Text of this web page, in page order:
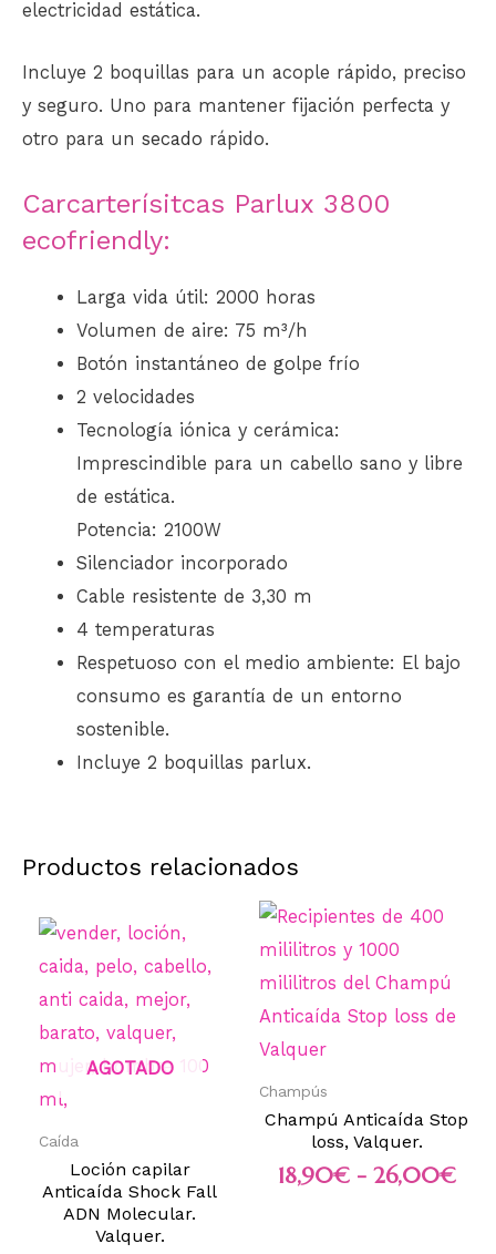
electricidad estática.
Incluye 2 boquillas para un acople rápido, preciso
y seguro. Uno para mantener fijación perfecta y
otro para un secado rápido.
Carcarterísitcas Parlux 3800
ecofriendly:
Larga vida útil: 2000 horas
Volumen de aire: 75 m³/h
Botón instantáneo de golpe frío
2 velocidades
Tecnología iónica y cerámica:
Imprescindible para un cabello sano y libre
de estática.
Potencia: 2100W
Silenciador incorporado
Cable resistente de 3,30 m
4 temperaturas
Respetuoso con el medio ambiente: El bajo
consumo es garantía de un entorno
sostenible.
Incluye 2 boquillas parlux.
Productos relacionados
AGOTADO
Caída
Loción capilar
Anticaída Shock Fall
ADN Molecular.
Valquer.
Champús
Champú Anticaída Stop
loss, Valquer.
18,90€ - 26,00€